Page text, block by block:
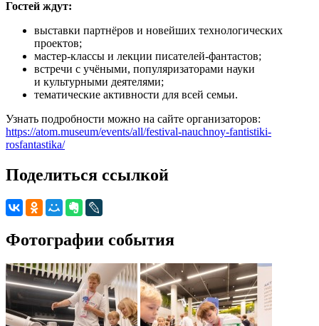
Гостей ждут:
выставки партнёров и новейших технологических
проектов;
мастер-классы и лекции писателей-фантастов;
встречи с учёными, популяризаторами науки
и культурными деятелями;
тематические активности для всей семьи.
Узнать подробности можно на сайте организаторов:
https://atom.museum/events/all/festival-nauchnoy-fantistiki-
rosfantastika/
Поделиться ссылкой
Фотографии события